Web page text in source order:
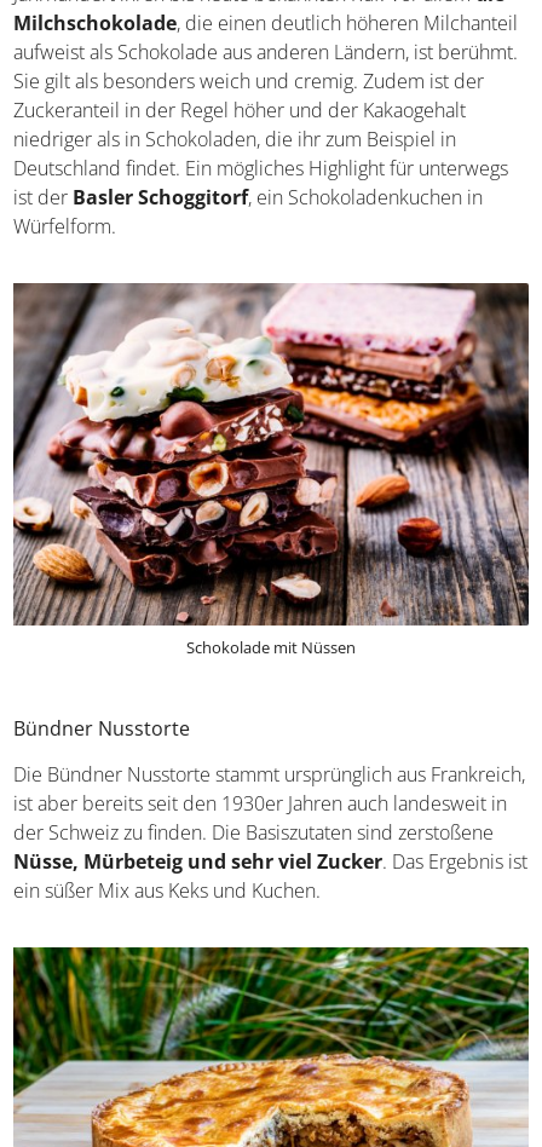
Schweizer Schokolade
Die Schweizer Schokolade genießt etwa seit dem 19.
Jahrhundert ihren bis heute bekannten Ruf. Vor allem
Milchschokolade , die einen deutlich höheren
Milchanteil aufweist als Schokolade aus anderen Ländern,
ist berühmt. Sie gilt als besonders weich und cremig.
Beispiel in Deutschland findet. Ein mögliches Highlight für
unterwegs ist derBasler Schoggitorf, ein
Schokoladenkuchen in Würfelform.
Schokolade mit Nüssen
Bündner Nusstorte
Die Bündner Nusstorte stammt ursprünglich aus
landesweit in der Schweiz zu finden. Die Basiszutaten
sind zerstoßeneNüsse, Mürbeteig und sehr viel
Zucker. Das Ergebnis ist ein süßer Mix aus Keks und
Kuchen.